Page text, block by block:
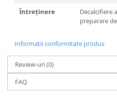
Întreținere
Decalcifiere
preparare
Informatii conformitate produs
Review-uri(0)
FAQ